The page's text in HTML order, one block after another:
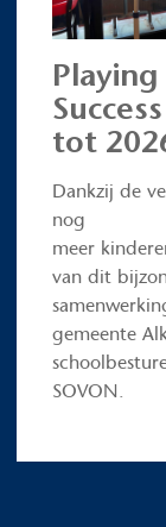
tot
Dankzij de
nog
meer
van dit
gemeente
SOVON.